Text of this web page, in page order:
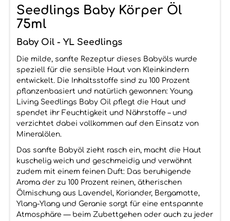
Seedlings Baby Körper Öl
75ml
Baby Oil - YL Seedlings
Die milde, sanfte Rezeptur dieses Babyöls wurde
speziell für die sensible Haut von Kleinkindern
entwickelt. Die Inhaltsstoffe sind zu 100 Prozent
pflanzenbasiert und natürlich gewonnen: Young
Living Seedlings Baby Oil pflegt die Haut und
spendet ihr Feuchtigkeit und Nährstoffe – und
verzichtet dabei vollkommen auf den Einsatz von
Mineralölen.
Das sanfte Babyöl zieht rasch ein, macht die Haut
kuschelig weich und geschmeidig und verwöhnt
zudem mit einem feinen Duft: Das beruhigende
Aroma der zu 100 Prozent reinen, ätherischen
Ölmischung aus Lavendel, Koriander, Bergamotte,
Ylang-Ylang und Geranie sorgt für eine entspannte
Atmosphäre — beim Zubettgehen oder auch zu jeder